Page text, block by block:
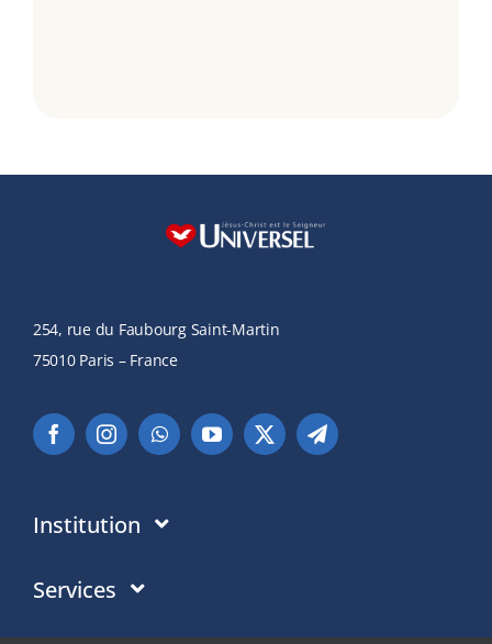
254, rue du Faubourg Saint-Martin
75010 Paris – France
Institution
Institution
Services